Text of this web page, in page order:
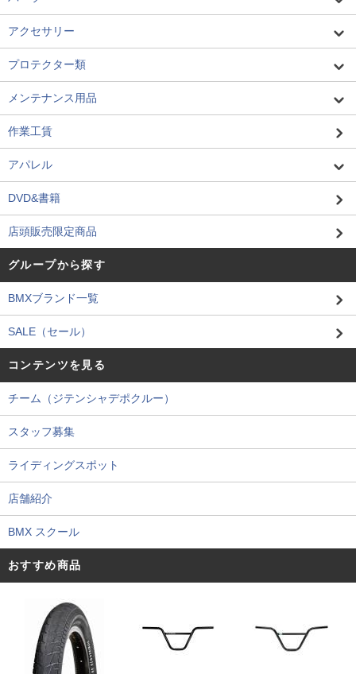
アクセサリー
プロテクター類
メンテナンス用品
作業工賃
アパレル
DVD&書籍
店頭販売限定商品
グループから探す
BMXブランド一覧
SALE（セール）
コンテンツを見る
チーム（ジテンシャデポクルー）
スタッフ募集
ライディングスポット
店舗紹介
BMX スクール
おすすめ商品